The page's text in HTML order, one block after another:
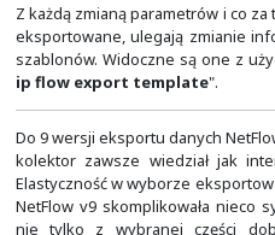
chęci zachowania w
urządzeniu
W rekordzie przepływu,
zmienić, należy posłużyć
"ip flow-egress input-